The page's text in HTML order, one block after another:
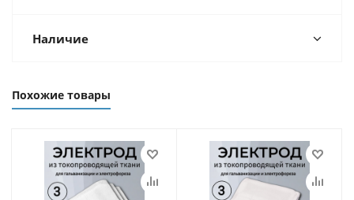
Наличие
Похожие товары